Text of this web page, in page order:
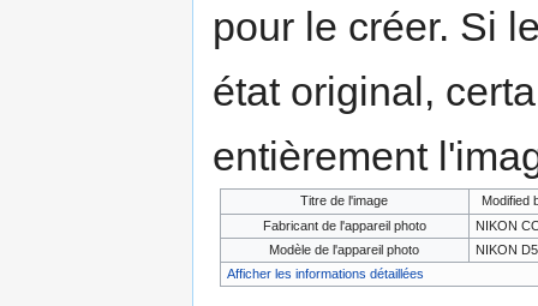
pour le créer. Si
état original,
entièrement
Titre de l'image
Modified
Fabricant de l'appareil photo
NIKON
Modèle de l'appareil photo
NIKON
Afficher les informations détaillées